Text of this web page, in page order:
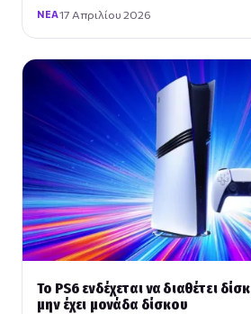
ΝΈΑ17 Απριλίου 2026
Το PS6 ενδέχεται να διαθέτει
μην έχει μονάδα δίσκου